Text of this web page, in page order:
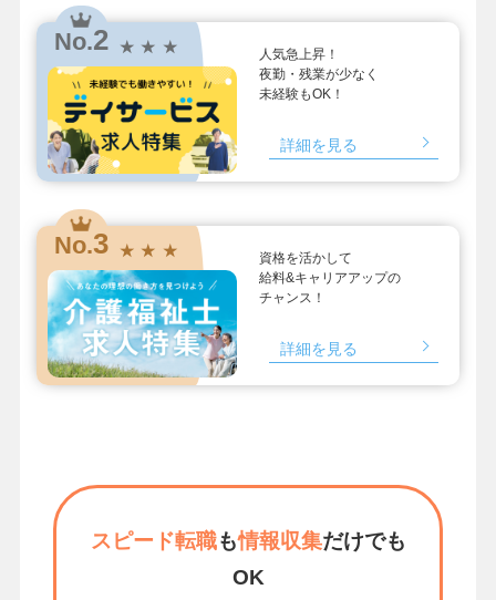
No.2 ★ ★ ★
人気急上昇！
夜勤・残業が少なく
未経験もOK！
詳細を見る
No.3 ★ ★ ★
資格を活かして
給料&キャリアアップの
チャンス！
詳細を見る
スピード転職も情報収集だけでも
OK